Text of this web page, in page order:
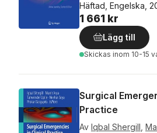
Häftad, Engelska,
1 661 kr
Lägg till
Skickas inom 10-15
Surgical
Practice
Av Iqbal Shergill